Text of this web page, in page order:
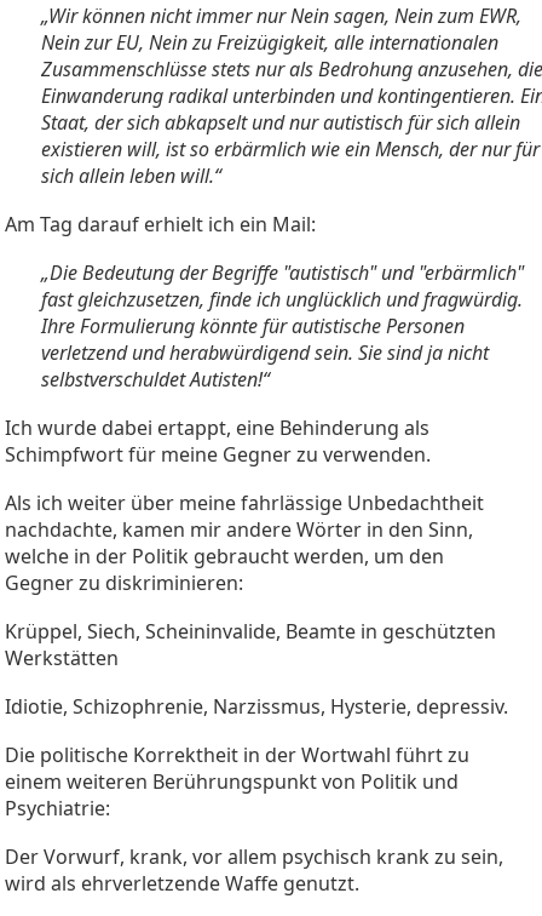
„Wir können nicht immer nur Nein sagen, Nein zum EWR,
Nein zur EU, Nein zu Freizügigkeit, alle internationalen
Zusammenschlüsse stets nur als Bedrohung anzusehen, die
Einwanderung radikal unterbinden und kontingentieren.
Staat, der sich abkapselt und nur autistisch für sich allein
existieren will, ist so erbärmlich wie ein Mensch, der nur für
sich allein leben will.“
Am Tag darauf erhielt ich ein Mail:
„Die Bedeutung der Begriffe "autistisch" und "erbärmlich"
fast gleichzusetzen, finde ich unglücklich und fragwürdig.
Ihre Formulierung könnte für autistische Personen
verletzend und herabwürdigend sein. Sie sind ja nicht
selbstverschuldet Autisten!“
Ich wurde dabei ertappt, eine Behinderung als
Schimpfwort für meine Gegner zu verwenden.
Als ich weiter über meine fahrlässige Unbedachtheit
nachdachte, kamen mir andere Wörter in den Sinn,
welche in der Politik gebraucht werden, um den
Gegner zu diskriminieren:
Krüppel, Siech, Scheininvalide, Beamte in geschützten
Werkstätten
Idiotie, Schizophrenie, Narzissmus, Hysterie, depressiv.
Die politische Korrektheit in der Wortwahl führt zu
einem weiteren Berührungspunkt von Politik und
Psychiatrie:
Der Vorwurf, krank, vor allem psychisch krank zu sein,
wird als ehrverletzende Waffe genutzt.